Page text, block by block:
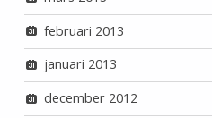
februari 2013
januari 2013
december 2012